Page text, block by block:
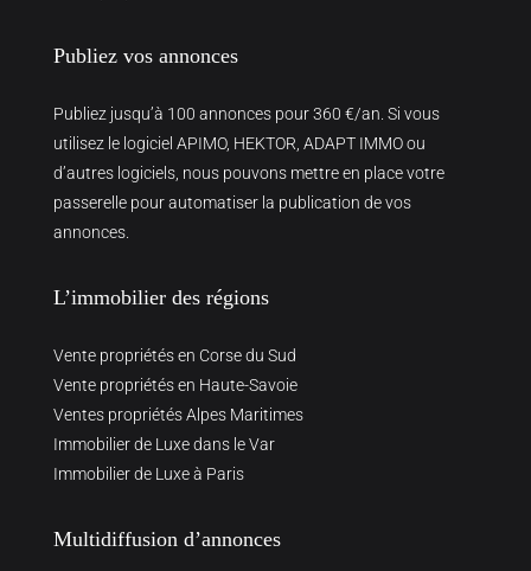
Publiez vos annonces
Publiez jusqu’à 100 annonces pour 360 €/an. Si vous
utilisez le logiciel APIMO, HEKTOR, ADAPT IMMO ou
d’autres logiciels, nous pouvons mettre en place votre
passerelle pour automatiser la publication de vos
annonces.
L’immobilier des régions
Vente propriétés en Corse du Sud
Vente propriétés en Haute-Savoie
Ventes propriétés Alpes Maritimes
Immobilier de Luxe dans le Var
Immobilier de Luxe à Paris
Multidiffusion d’annonces